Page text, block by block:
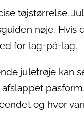
tøjstørrelse.
nøje. Hvis
for lag-på-lag.
juletrøje kan
og hvor